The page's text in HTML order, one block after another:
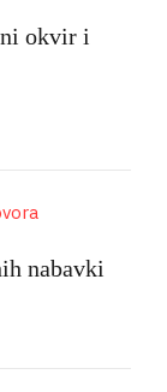
okvir i
nabavki